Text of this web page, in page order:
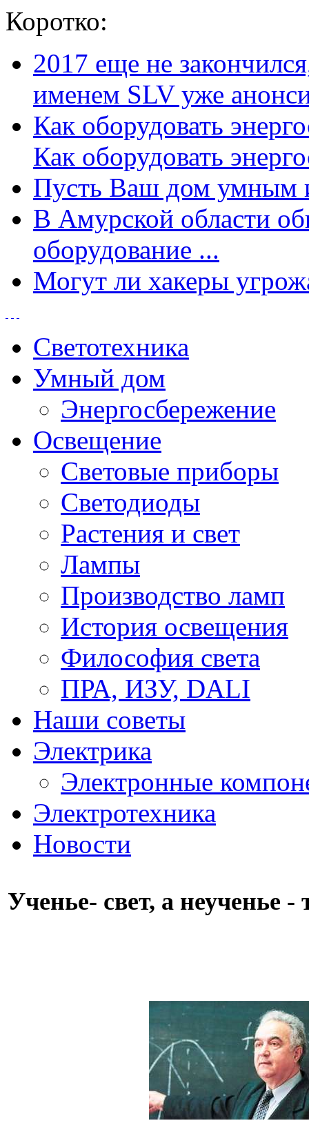
Коротко:
2017 еще не
именем SLV уже
Как оборудовать
Как оборудовать
Пусть Ваш дом умным
В Амурской области
оборудование ...
Могут ли хакеры
Светотехника
Умный дом
Энергосбережение
Освещение
Световые приборы
Светодиоды
Растения и свет
Лампы
Производство ламп
История освещения
Философия света
ПРА, ИЗУ, DALI
Наши советы
Электрика
Электронные
Электротехника
Новости
Ученье- свет, а неученье -